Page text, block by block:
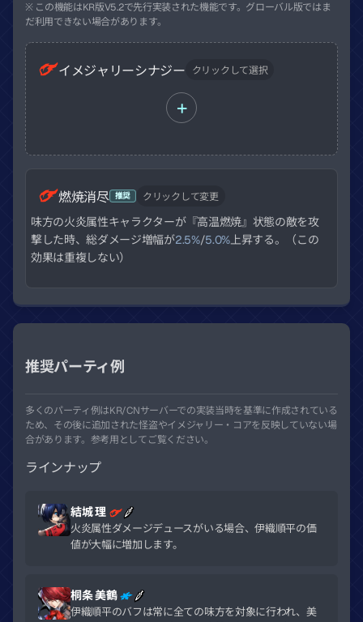
※ この機能はKR版V5.2で先行実装された機能です。グローバル版ではま
だ利用できない場合があります。
イメジャリーシナジー クリックして選択
+
燃焼消尽 推奨 クリックして変更
味方の火炎属性キャラクターが『高温燃焼』状態の敵を攻
撃した時、総ダメージ増幅が2.5%/5.0%上昇する。（この
効果は重複しない）
推奨パーティ例
多くのパーティ例はKR/CNサーバーでの実装当時を基準に作成されている
ため、その後に追加された怪盗やイメジャリー・コアを反映していない場
合があります。参考用としてご覧ください。
ラインナップ
結城 理
火炎属性ダメージデュースがいる場合、伊織順平の価
値が大幅に増加します。
桐条 美鶴
伊織順平のバフは常に全ての味方を対象に行われ、美